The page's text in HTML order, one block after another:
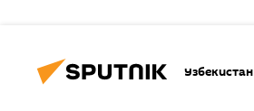
Узбекистан